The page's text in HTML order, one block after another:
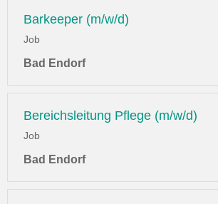
Barkeeper (m/w/d)
Job
Bad Endorf
Bereichsleitung Pflege (m/w/d)
Job
Bad Endorf